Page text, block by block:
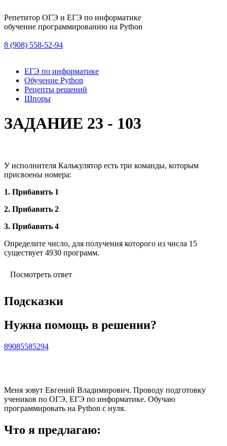
Репетитор ОГЭ и ЕГЭ по информатике
обучение программированию на Python
8 (908) 558-52-94
ЕГЭ по информатике
Обучение Python
Рецепты решений
Шпоры
ЗАДАНИЕ 23 - 103
У исполнителя Калькулятор есть три команды, которым
присвоены номера:
1. Прибавить 1
2. Прибавить 2
3. Прибавить 4
Определите число, для получения которого из числа 15
существует 4930 программ.
Посмотреть ответ
Подсказки
Нужна помощь в решении?
89085585294
Меня зовут Евгений Владимирович. Проводу подготовку
учеников по ОГЭ, ЕГЭ по информатике. Обучаю
программировать на Python с нуля.
Что я предлагаю: